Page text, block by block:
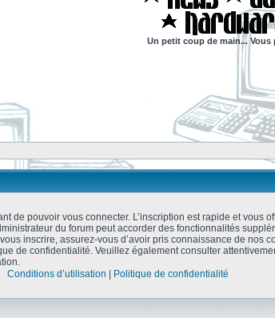
Un petit coup de main...
de pouvoir vous connecter. L’inscription est rapide et vous
du forum peut accorder des fonctionnalités
inscrire, assurez-vous d’avoir pris connaissance de nos
de confidentialité. Veuillez également consulter
Conditions d’utilisation
Politique de confidentialité